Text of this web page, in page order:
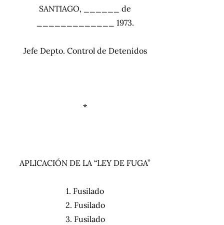
SANTIAGO, ______ de
_____________ 1973.
Jefe Depto. Control de Detenidos
*
APLICACIÓN DE LA “LEY DE FUGA”
1. Fusilado
2. Fusilado
3. Fusilado